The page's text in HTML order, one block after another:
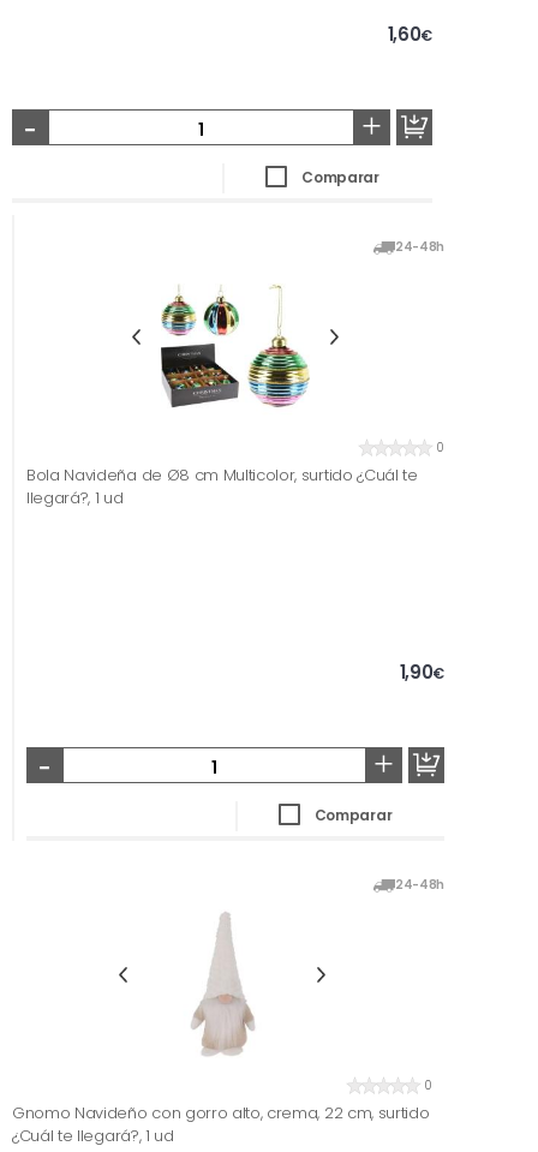
1,60€
- +
Comparar
24-48h
0
Bola Navideña de Ø8 cm Multicolor, surtido ¿Cuál te
llegará?, 1 ud
1,90€
- +
Comparar
24-48h
0
Gnomo Navideño con gorro alto, crema, 22 cm, surtido
¿Cuál te llegará?, 1 ud